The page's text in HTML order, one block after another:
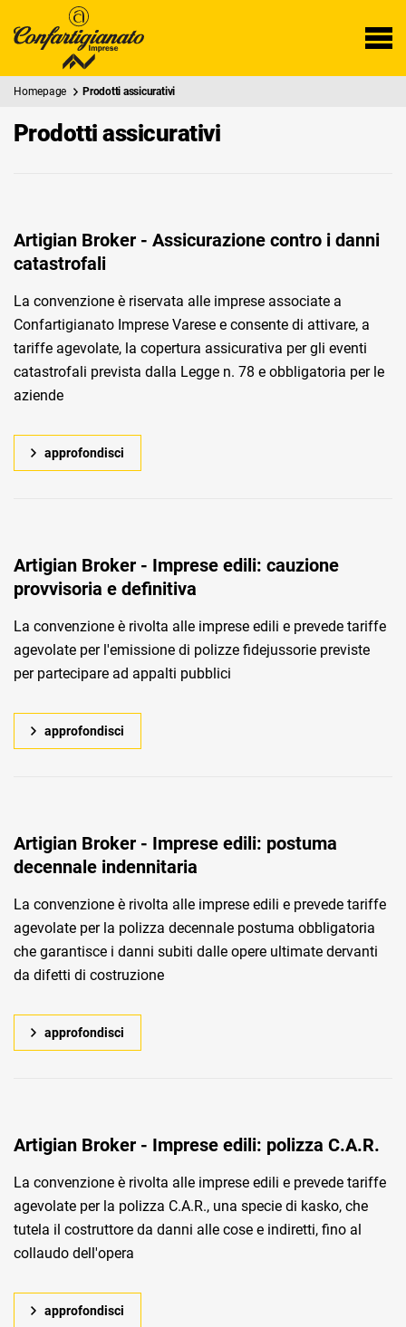
Homepage Prodotti assicurativi
Prodotti assicurativi
Artigian Broker - Assicurazione contro i danni
catastrofali
La convenzione è riservata alle imprese associate a
Confartigianato Imprese Varese e consente di attivare, a
tariffe agevolate, la copertura assicurativa per gli eventi
catastrofali prevista dalla Legge n. 78 e obbligatoria per le
aziende
approfondisci
Artigian Broker - Imprese edili: cauzione
provvisoria e definitiva
La convenzione è rivolta alle imprese edili e prevede tariffe
agevolate per l'emissione di polizze fidejussorie previste
per partecipare ad appalti pubblici
approfondisci
Artigian Broker - Imprese edili: postuma
decennale indennitaria
La convenzione è rivolta alle imprese edili e prevede tariffe
agevolate per la polizza decennale postuma obbligatoria
che garantisce i danni subiti dalle opere ultimate dervanti
da difetti di costruzione
approfondisci
Artigian Broker - Imprese edili: polizza C.A.R.
La convenzione è rivolta alle imprese edili e prevede tariffe
agevolate per la polizza C.A.R., una specie di kasko, che
tutela il costruttore da danni alle cose e indiretti, fino al
collaudo dell'opera
approfondisci